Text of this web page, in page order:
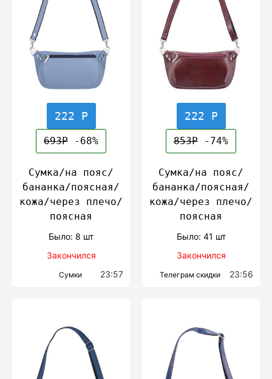
222 Р
693Р -68%
Сумка/на пояс/
бананка/поясная/
кожа/через плечо/
поясная
Было: 8 шт
Закончился
Сумки 23:57
222 Р
853Р -74%
Сумка/на пояс/
бананка/поясная/
кожа/через плечо/
поясная
Было: 41 шт
Закончился
Телеграм скидки 23:56